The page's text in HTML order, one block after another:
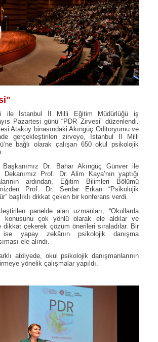
ile İstanbul İl Milli Eğitim Müdürlüğü iş
Pazartesi günü “PDR Zirvesi” düzenlendi.
Ataköy binasındaki Akıngüç Oditoryumu ve
gerçekleştirilen zirveye, İstanbul İl Milli
bağlı olarak çalışan 650 okul psikolojik
Dr. Bahar Akıngüç Günver ile
Prof. Dr. Alim Kaya’nın yaptığı
ardından, Eğitim Bilimleri Bölümü
Prof. Dr. Serdar Erkan “Psikolojik
başlıklı dikkat çeken bir konferans verdi.
panelde alan uzmanları, “Okullarda
konusunu çok yönlü olarak ele aldılar ve
dikkat çekerek çözüm önerileri sıraladılar. Bir
yapay zekânın psikolojik danışma
ele alındı.
atölyede, okul psikolojik danışmanlarının
yönelik çalışmalar yapıldı.